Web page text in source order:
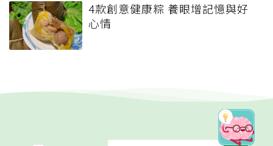
4款創意健康粽 養眼增記憶與好
心情